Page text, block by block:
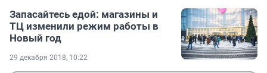
Запасайтесь едой: магазины и
ТЦ изменили режим работы в
Новый год
29 декабря 2018, 10:22